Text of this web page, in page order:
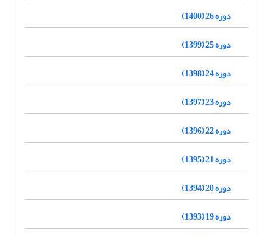
دوره 26 (1400)
دوره 25 (1399)
دوره 24 (1398)
دوره 23 (1397)
دوره 22 (1396)
دوره 21 (1395)
دوره 20 (1394)
دوره 19 (1393)